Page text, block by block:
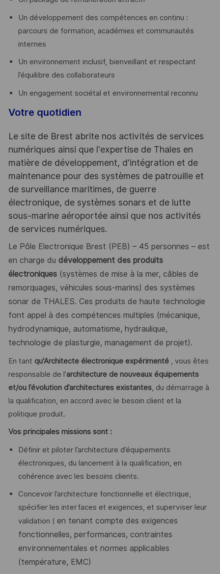
Un développement des compétences en continu :
parcours de formation, académies et communautés
internes
Un environnement inclusif, bienveillant et respectant
l’équilibre des collaborateurs
Un engagement sociétal et environnemental reconnu
Votre quotidien
Le site de Brest abrite nos activités de services
numériques ainsi que l'expertise de Thales en
matière de développement, d'intégration et de
maintenance pour des systèmes de patrouille et
de surveillance maritimes, de guerre
électronique, de systèmes sonars et de lutte
sous-marine aéroportée ainsi que nos activités
de services numériques.
Le Pôle Electronique Brest (PEB) – 45 personnes – est
en charge du développement des produits
électroniques(systèmes de mise à la mer, câbles de
remorquages, véhicules sous-marins) des systèmes
sonar de THALES. Ces produits de haute technologie
font appel à des compétences multiples (mécanique,
hydrodynamique, automatisme, hydraulique,
technologie de plasturgie, management de projet).
En tant qu'Architecte électronique expérimenté , vous êtes
responsable de l’architecture de nouveaux équipements
et/ou l’évolution d’architectures existantes, du démarrage à
la qualification, en accord avec le besoin client et la
politique produit.
Vos principales missions sont :
Définir et piloter l’architecture d’équipements
électroniques, du lancement à la qualification, en
cohérence avec les besoins clients.
Concevoir l’architecture fonctionnelle et électrique,
spécifier les interfaces et exigences, et superviser leur
validation ( en tenant compte des exigences
fonctionnelles, performances, contraintes
environnementales et normes applicables
(température, EMC)